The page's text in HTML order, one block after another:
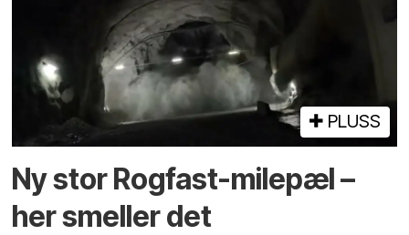
PLUSS
Ny stor Rogfast-milepæl –
her smeller det